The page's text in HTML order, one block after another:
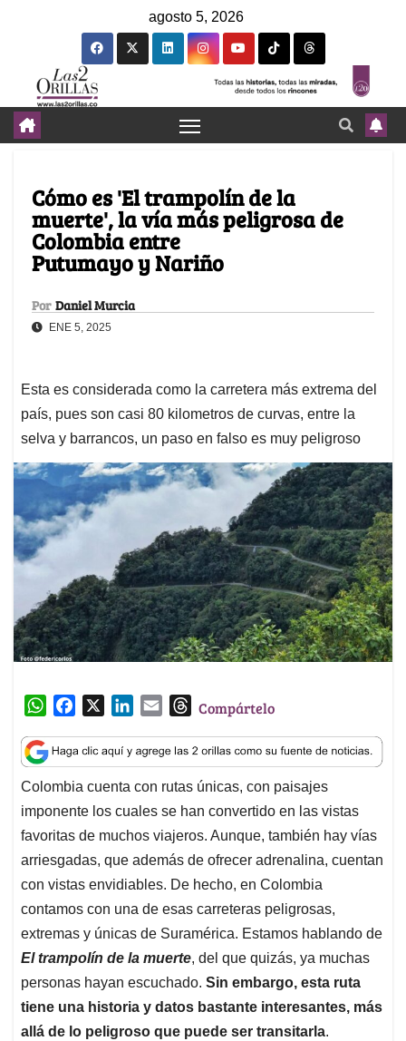
agosto 5, 2026
Cómo es 'El trampolín de la
muerte', la vía más peligrosa de
Colombia entre
Putumayo y Nariño
Por Daniel Murcia
ENE 5, 2025
Esta es considerada como la carretera más extrema del
país, pues son casi 80 kilometros de curvas, entre la
selva y barrancos, un paso en falso es muy peligroso
W
a
t
s
A
p
p
c
e
b
o
o
k
n
k
e
d
I
n
a
i
l
T
r
e
a
d
s
Compártelo
Colombia cuenta con rutas únicas, con paisajes
imponente los cuales se han convertido en las vistas
favoritas de muchos viajeros. Aunque, también hay vías
arriesgadas, que además de ofrecer adrenalina, cuentan
con vistas envidiables. De hecho, en Colombia
contamos con una de esas carreteras peligrosas,
extremas y únicas de Suramérica. Estamos hablando de
El trampolín de la muerte, del que quizás, ya muchas
personas hayan escuchado. Sin embargo, esta ruta
tiene una historia y datos bastante interesantes, más
allá de lo peligroso que puede ser transitarla.